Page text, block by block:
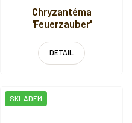
Chryzantéma
'Feuerzauber'
DETAIL
SKLADEM